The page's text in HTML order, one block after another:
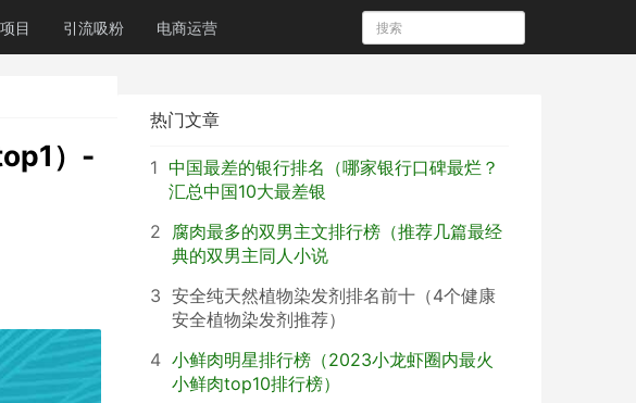
目 引流吸粉 电商运营
）-
热门文章
1 中国最差的银行排名（哪家银行口碑最烂？
汇总中国10大最差银
2 腐肉最多的双男主文排行榜（推荐几篇最经
典的双男主同人小说
3 安全纯天然植物染发剂排名前十（4个健康
安全植物染发剂推荐）
4 小鲜肉明星排行榜（2023小龙虾圈内最火
小鲜肉top10排行榜）